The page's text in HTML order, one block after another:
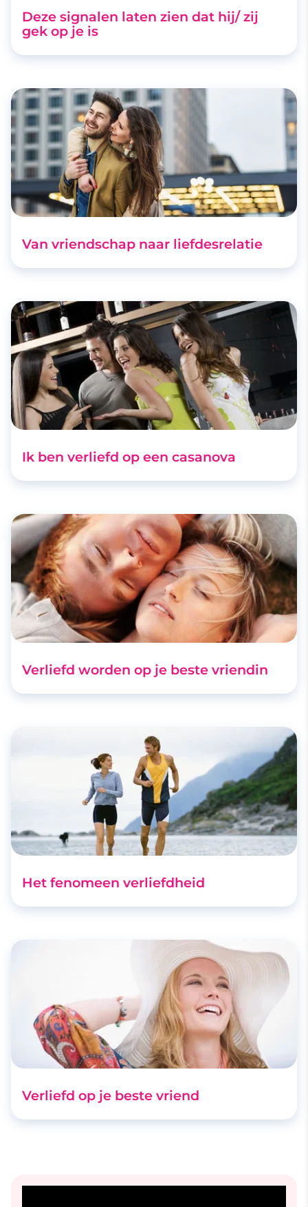
Deze signalen laten zien dat hij/ zij
gek op je is
Van vriendschap naar liefdesrelatie
Ik ben verliefd op een casanova
Verliefd worden op je beste vriendin
Het fenomeen verliefdheid
Verliefd op je beste vriend